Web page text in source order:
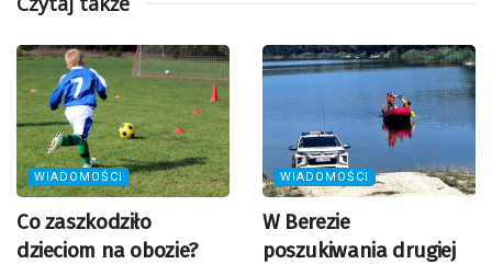
WIADOMOŚCI
Co zaszkodziło
dzieciom na obozie?
WIADOMOŚCI
W Berezie
poszukiwania drugiej